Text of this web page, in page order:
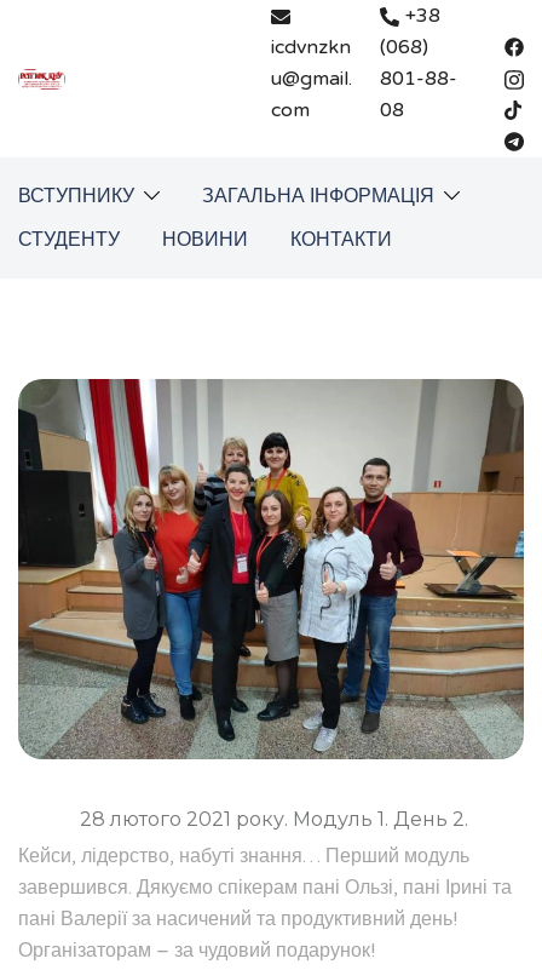
вмісту
icdvnzkn
u@gmail.
com
+38
(068)
801-88-
08
ВСТУПНИКУ
ЗАГАЛЬНА ІНФОРМАЦІЯ
СТУДЕНТУ
НОВИНИ КОНТАКТИ
28 лютого 2021 року. Модуль 1. День 2.
Кейси, лідерство, набуті знання… Перший модуль
завершився. Дякуємо спікерам пані Ользі, пані Ірині та
пані Валерії за насичений та продуктивний день!
Організаторам – за чудовий подарунок!